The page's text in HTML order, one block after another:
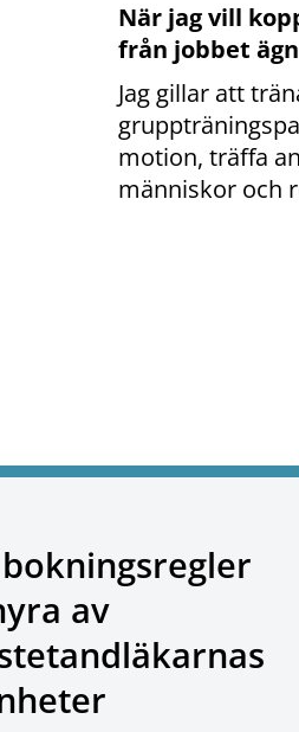
När jag vill
från jobbet
Jag gillar att
motion, träffa
människor och
av